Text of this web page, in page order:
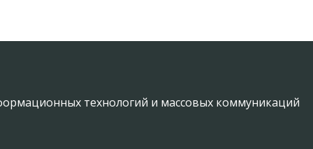
технологий и массовых коммуникаций